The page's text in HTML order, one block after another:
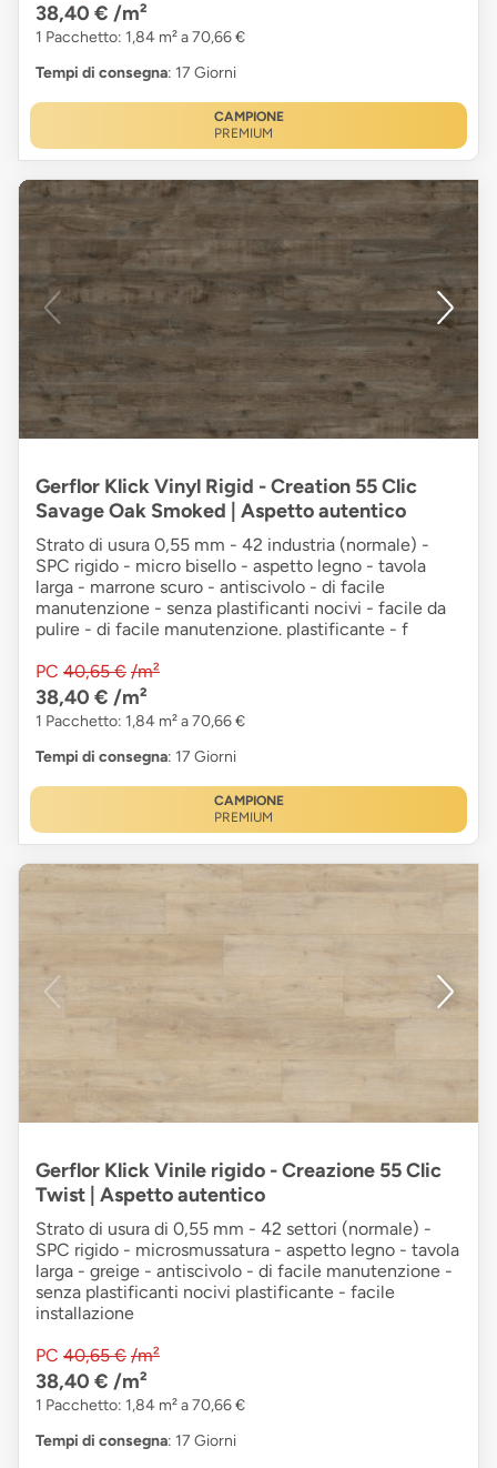
38,40 € /m²
1 Pacchetto: 1,84 m² a 70,66 €
Tempi di consegna: 17 Giorni
CAMPIONE
PREMIUM
Gerflor Klick Vinyl Rigid - Creation 55 Clic
Savage Oak Smoked | Aspetto autentico
Strato di usura 0,55 mm - 42 industria (normale) -
SPC rigido - micro bisello - aspetto legno - tavola
larga - marrone scuro - antiscivolo - di facile
manutenzione - senza plastificanti nocivi - facile da
pulire - di facile manutenzione. plastificante - f
PC 40,65 € /m²
38,40 € /m²
1 Pacchetto: 1,84 m² a 70,66 €
Tempi di consegna: 17 Giorni
CAMPIONE
PREMIUM
Gerflor Klick Vinile rigido - Creazione 55 Clic
Twist | Aspetto autentico
Strato di usura di 0,55 mm - 42 settori (normale) -
SPC rigido - microsmussatura - aspetto legno - tavola
larga - greige - antiscivolo - di facile manutenzione -
senza plastificanti nocivi plastificante - facile
installazione
PC 40,65 € /m²
38,40 € /m²
1 Pacchetto: 1,84 m² a 70,66 €
Tempi di consegna: 17 Giorni